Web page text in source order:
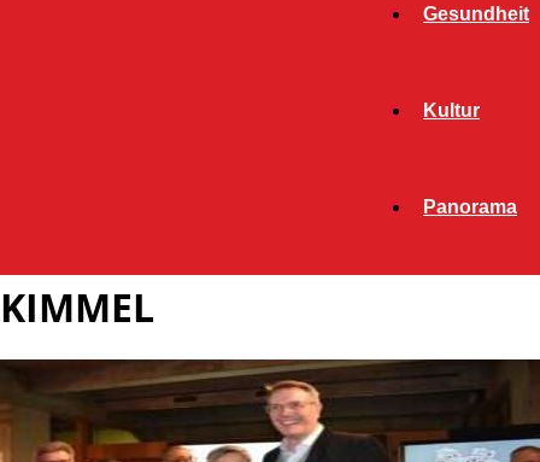
Gesundheit
Kultur
Panorama
KIMMEL